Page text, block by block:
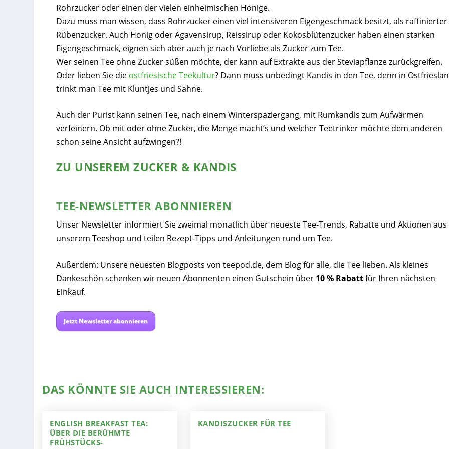
Rohrzucker oder einen der vielen einheimischen Honige.
Dazu muss man wissen, dass Rohrzucker einen viel intensiveren Eigengeschmack besitzt, als raffinierter
Rübenzucker. Auch Honig oder Agavensirup, Reissirup oder Kokosblütenzucker haben einen starken
Eigengeschmack, eignen sich aber auch je nach Vorliebe als Zucker zum Tee.
Wer seinen Tee ohne Zucker süßen möchte, der kann auf Extrakte aus der Steviapflanze zurückgreifen.
Oder lieben Sie die ostfriesische Teekultur? Dann muss unbedingt Kandis in den Tee, denn in
trinkt man Tee mit Kluntjes und Sahne.
Auch der Purist kann seinen Tee, nach einem Winterspaziergang, mit Rumkandis zum Aufwärmen
verfeinern. Ob mit oder ohne Zucker, die Menge macht’s und welcher Teetrinker möchte dem anderen
schon seine Ansicht aufzwingen?!
ZU UNSEREM ZUCKER & KANDIS
TEE-NEWSLETTER ABONNIEREN
Unser Newsletter informiert Sie zweimal monatlich über neueste Tee-Trends, Rabatte und Aktionen aus
unserem Teeshop und teilen Rezept-Tipps und Anleitungen rund um Tee.
Außerdem: Unsere neuesten Blogposts von teepod.de, dem Blog für alle, die Tee lieben. Als kleines
Dankeschön schenken wir neuen Abonnenten einen Gutschein über 10 % Rabattfür Ihren nächsten
Einkauf.
Jetzt Newsletter abonnieren
DAS KÖNNTE SIE AUCH INTERESSIEREN:
ENGLISH BREAKFAST TEA:
ÜBER DIE BERÜHMTE
FRÜHSTÜCKS-
KANDISZUCKER FÜR TEE